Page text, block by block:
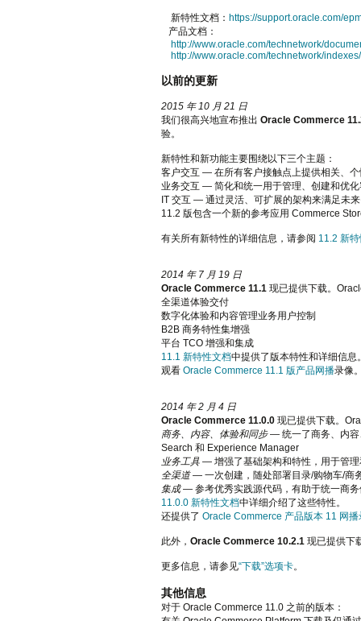
新特性文档： https://support.oracle.com/
产品文档：
http://www.oracle.com/technetwork/
http://www.oracle.com/technetwork/
以前的更新
2015 年 10 月 21 日
我们很高兴地宣布推出 Oracle Commerce
验。
新特性和新功能主要围绕以下三个主题：
客户交互 — 在所有客户接触点上提供相关、
业务交互 — 简化和统一用于管理、创建和优
IT 交互 — 通过灵活、可扩展的架构来满足未
11.2 版包含一个新的参考应用 Commerce
有关所有新特性的详细信息，请参阅 11.2 新
2014 年 7 月 19 日
Oracle Commerce 11.1 现已提供下载。
全渠道体验交付
数字化体验和内容管理业务用户控制
B2B 商务特性集增强
平台 TCO 增强和集成
11.1 新特性文档中提供了版本特性和详细信息
观看 Oracle Commerce 11.1 版产品网播录像
2014 年 2 月 4 日
Oracle Commerce 11.0.0 现已提供下载。
商务、内容、体验和同步— 统一了商务、内容
Search 和 Experience Manager
业务工具 — 增强了基础架构和特性，用于管
全渠道— 一次创建，随处部署目录/购物车/商
集成— 参考优秀实践源代码，有助于统一商
11.0.0 新特性文档中详细介绍了这些特性。
还提供了 Oracle Commerce 产品版本 11 网播
此外， Oracle Commerce 10.2.1 现已提供下
更多信息，请参见“下载”选项卡。
其他信息
对于 Oracle Commerce 11.0 之前的版本：